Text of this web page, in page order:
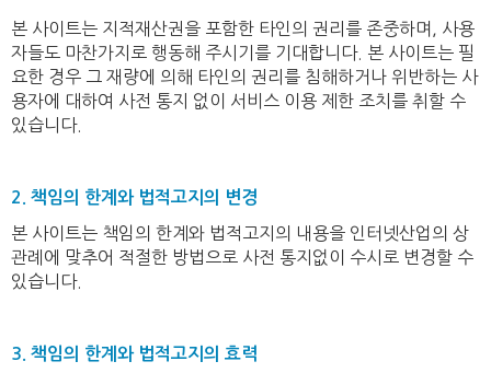
본 사이트는 지적재산권을 포함한 타인의 권리를 존중하며, 사용
자들도 마찬가지로 행동해 주시기를 기대합니다. 본 사이트는 필
요한 경우 그 재량에 의해 타인의 권리를 침해하거나 위반하는 사
용자에 대하여 사전 통지 없이 서비스 이용 제한 조치를 취할 수
있습니다.
2. 책임의 한계와 법적고지의 변경
본 사이트는 책임의 한계와 법적고지의 내용을 인터넷산업의 상
관례에 맞추어 적절한 방법으로 사전 통지없이 수시로 변경할 수
있습니다.
3. 책임의 한계와 법적고지의 효력